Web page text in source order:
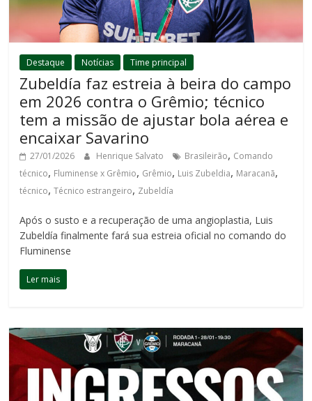
Destaque Notícias Time principal
Zubeldía faz estreia à beira do campo
em 2026 contra o Grêmio; técnico
tem a missão de ajustar bola aérea e
encaixar Savarino
27/01/2026 Henrique Salvato Brasileirão, Comando
técnico, Fluminense x Grêmio, Grêmio, Luis Zubeldia, Maracanã,
técnico,Técnico estrangeiro, Zubeldía
Após o susto e a recuperação de uma angioplastia, Luis
Zubeldía finalmente fará sua estreia oficial no comando do
Fluminense
Ler mais